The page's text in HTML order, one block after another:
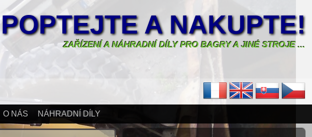
POPTEJTE A NAKUPTE!
ZAŘÍZENÍ A NÁHRADNÍ DÍLY PRO BAGRY A JINÉ STROJE ...
O NÁS NÁHRADNÍ DÍLY